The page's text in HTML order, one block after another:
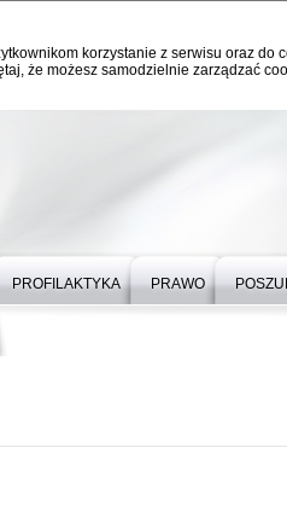
korzystanie z serwisu oraz
że możesz samodzielnie zarządzać
PROFILAKTYKA PRAWO